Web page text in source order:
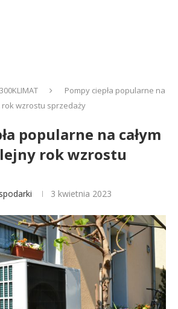
300KLIMAT
Pompy ciepła popularne na
rok wzrostu sprzedaży
popularne na całym
rok wzrostu
3 kwietnia 2023